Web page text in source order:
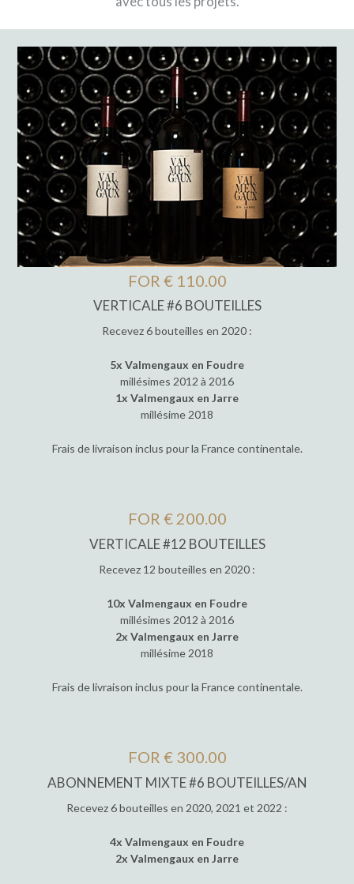
FOR € 110.00
VERTICALE #6 BOUTEILLES
Recevez 6 bouteilles en 2020 :
5x Valmengaux en Foudre
millésimes 2012 à 2016
1x Valmengaux en Jarre
millésime 2018
Frais de livraison inclus pour la France continentale.
FOR € 200.00
VERTICALE #12 BOUTEILLES
Recevez 12 bouteilles en 2020 :
10x Valmengaux en Foudre
millésimes 2012 à 2016
2x Valmengaux en Jarre
millésime 2018
Frais de livraison inclus pour la France continentale.
FOR € 300.00
ABONNEMENT MIXTE #6 BOUTEILLES/AN
Recevez 6 bouteilles en 2020, 2021 et 2022 :
4x Valmengaux en Foudre
2x Valmengaux en Jarre